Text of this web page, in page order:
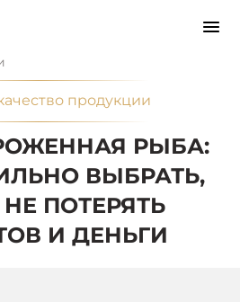
продукции
РЫБА:
ВЫБРАТЬ,
ПОТЕРЯТЬ
И ДЕНЬГИ